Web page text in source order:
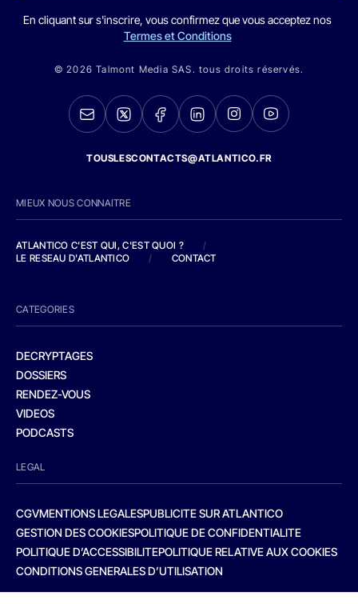
En cliquant sur s'inscrire, vous confirmez que vous acceptez nos
Termes et Conditions
© 2026 Talmont Media SAS. tous droits réservés.
TOUSLESCONTACTS@ATLANTICO.FR
MIEUX NOUS CONNAITRE
ATLANTICO C'EST QUI, C'EST QUOI ?
/
LE RESEAU D'ATLANTICO
/ CONTACT
CATEGORIES
DECRYPTAGES
DOSSIERS
RENDEZ-VOUS
VIDEOS
PODCASTS
LEGAL
CGVMENTIONS LEGALESPUBLICITE SUR ATLANTICO
GESTION DES COOKIESPOLITIQUE DE CONFIDENTIALITE
POLITIQUE D’ACCESSIBILITEPOLITIQUE RELATIVE AUX COOKIES
CONDITIONS GENERALES D’UTILISATION